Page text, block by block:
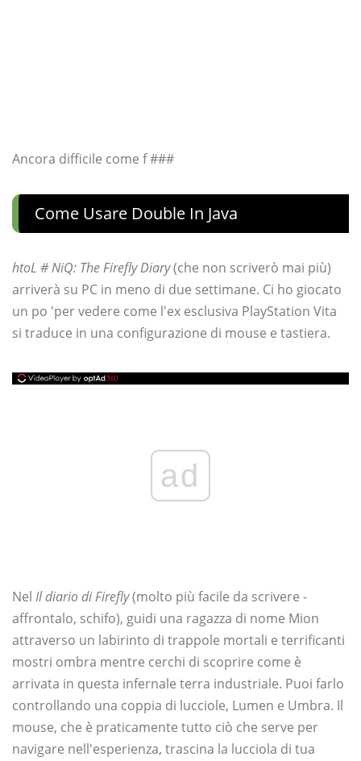
Ancora difficile come f ###
Come Usare Double In Java
htoL # NiQ: The Firefly Diary(che non scriverò mai più)
arriverà su PC in meno di due settimane. Ci ho giocato
un po 'per vedere come l'ex esclusiva PlayStation Vita
si traduce in una configurazione di mouse e tastiera.
ad
Nel Il diario di Firefly(molto più facile da scrivere -
affrontalo, schifo), guidi una ragazza di nome Mion
attraverso un labirinto di trappole mortali e terrificanti
mostri ombra mentre cerchi di scoprire come è
arrivata in questa infernale terra industriale. Puoi farlo
controllando una coppia di lucciole, Lumen e Umbra. Il
mouse, che è praticamente tutto ciò che serve per
navigare nell'esperienza, trascina la lucciola di tua